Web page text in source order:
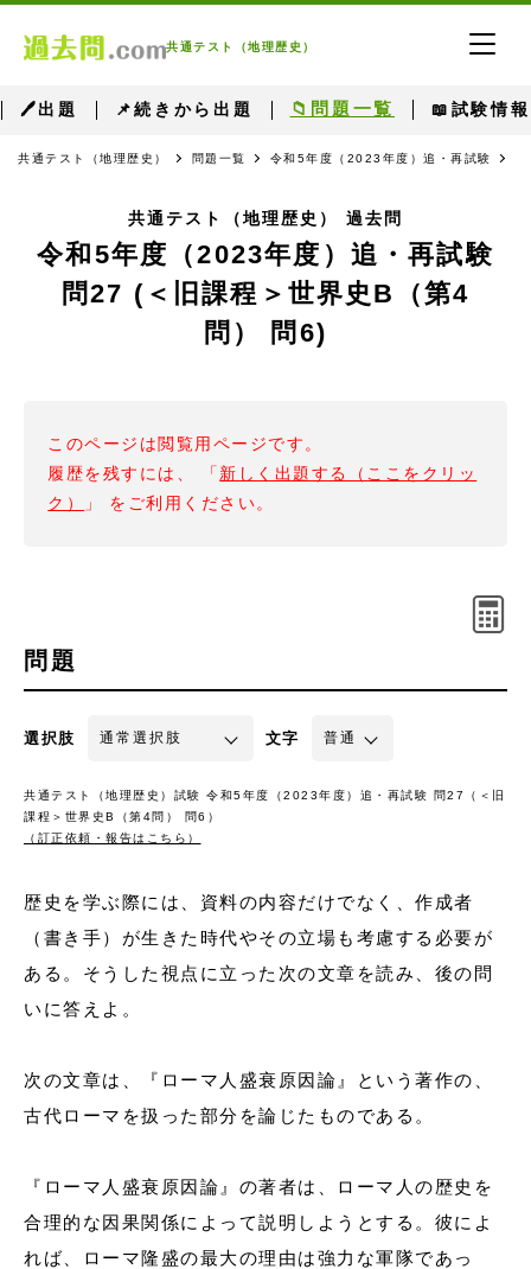
共通テスト（地理歴史）
🖊出題 📌続きから出題 📁問題一覧 📖試験情報
共通テスト（地理歴史） 問題一覧 令和5年度（2023年度）追・再試験
共通テスト（地理歴史） 過去問
令和5年度（2023年度）追・再試験
問27 (＜旧課程＞世界史B（第4
問） 問6)
このページは閲覧用ページです。
履歴を残すには、 「 新しく出題する（ここをクリッ
ク）
」 をご利用ください。
問題
選択肢 文字
共通テスト（地理歴史）試験 令和5年度（2023年度）追・再試験 問27（＜旧
課程＞世界史B（第4問） 問6）
（訂正依頼・報告はこちら）
歴史を学ぶ際には、資料の内容だけでなく、作成者
（書き手）が生きた時代やその立場も考慮する必要が
ある。そうした視点に立った次の文章を読み、後の問
いに答えよ。
次の文章は、『ローマ人盛衰原因論』という著作の、
古代ローマを扱った部分を論じたものである。
『ローマ人盛衰原因論』の著者は、ローマ人の歴史を
合理的な因果関係によって説明しようとする。彼によ
れば、ローマ隆盛の最大の理由は強力な軍隊であっ